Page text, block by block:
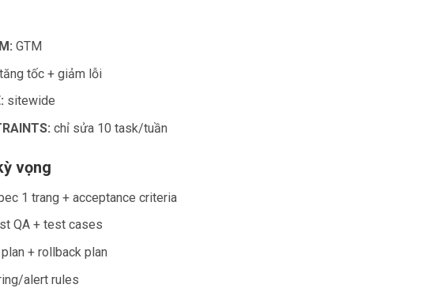
GTM
tốc + giảm lỗi
sitewide
chỉ sửa 10 task/tuần
vọng
1 trang + acceptance criteria
QA + test cases
+ rollback plan
alert rules